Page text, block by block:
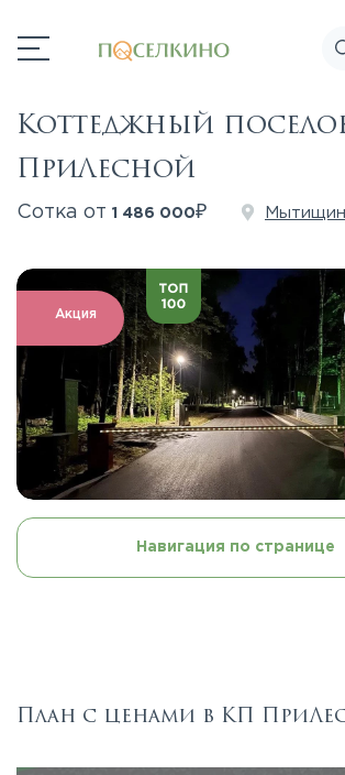
Коттеджный
ПриЛесной
Сотка от 1 486 000₽
Акция
Навигация по странице
План с ценами в КП